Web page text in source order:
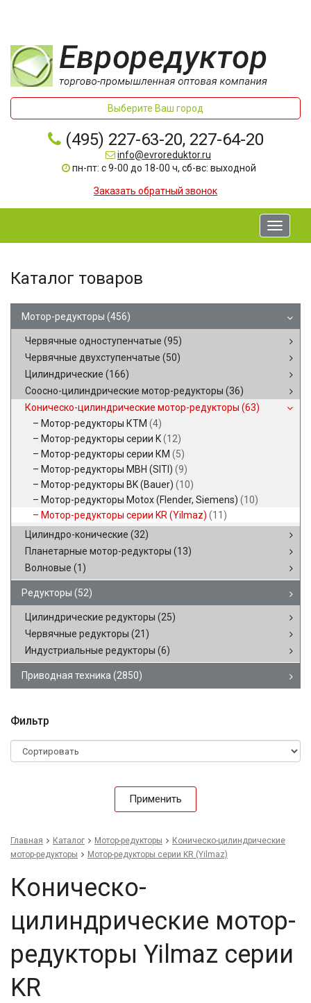
Выберите Ваш город
(495) 227-63-20, 227-64-20
info@evroreduktor.ru
пн-пт: с 9-00 до 18-00 ч, сб-вс: выходной
Заказать обратный звонок
Toggle
Каталог товаров
Мотор-редукторы (456)
Червячные одноступенчатые (95)
Червячные двухступенчатые (50)
Цилиндрические (166)
Соосно-цилиндрические мотор-редукторы (36)
Коническо-цилиндрические мотор-редукторы (63)
Мотор-редукторы КТМ (4)
Мотор-редукторы серии K(12)
Мотор-редукторы серии КМ (5)
Мотор-редукторы MBH (SITI) (9)
Мотор-редукторы BK (Bauer) (10)
Мотор-редукторы Motox (Flender, Siemens) (10)
Мотор-редукторы серии KR (Yilmaz) (11)
Цилиндро-конические (32)
Планетарные мотор-редукторы (13)
Волновые (1)
Редукторы (52)
Цилиндрические редукторы (25)
Червячные редукторы (21)
Индустриальные редукторы (6)
Приводная техника (2850)
Фильтр
Применить
Главная Каталог Мотор-редукторы
Коническо-цилиндрические
мотор-редукторы
Мотор-редукторы серии KR (Yilmaz)
Коническо-
цилиндрические мотор-
редукторы Yilmaz серии
KR